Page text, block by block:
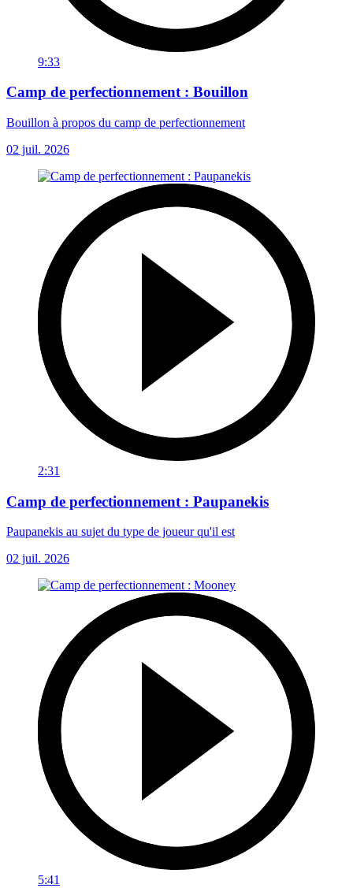
9:33
Camp de perfectionnement : Bouillon
Bouillon à propos du camp de perfectionnement
02 juil. 2026
2:31
Camp de perfectionnement : Paupanekis
Paupanekis au sujet du type de joueur qu'il est
02 juil. 2026
5:41